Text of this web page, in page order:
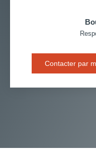
Contacter par